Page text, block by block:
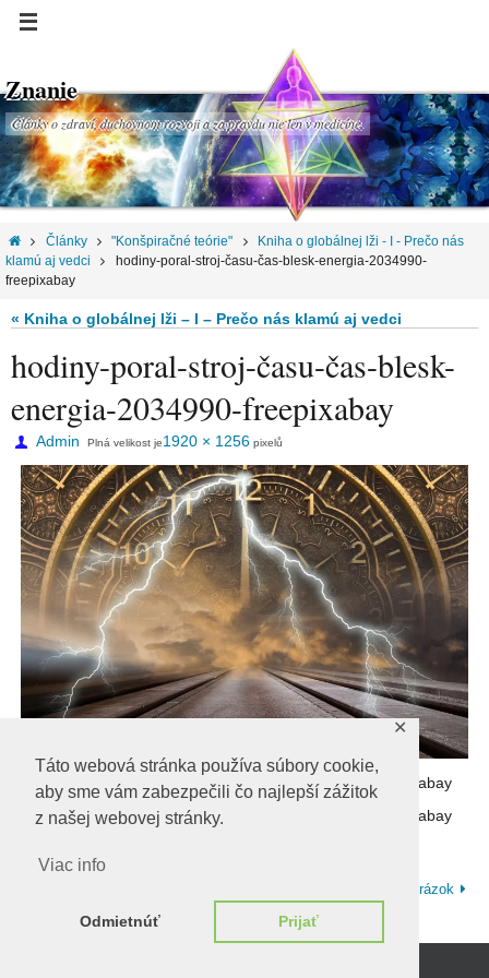
Táto webová stránka používa súbory cookie,
aby sme vám zabezpečili čo najlepší zážitok
z našej webovej stránky.
Viac info
Odmietnúť Prijať
✕
Znanie
Články o zdraví, duchovnom rozvoji a za pravdu nie len v medicíne.
Články "Konšpiračné teórie"
Kniha o globálnej lži - I - Prečo nás
klamú aj vedci
hodiny-poral-stroj-času-čas-blesk-energia-2034990-
freepixabay
« Kniha o globálnej lži – I – Prečo nás klamú aj vedci
hodiny-poral-stroj-času-čas-blesk-
energia-2034990-freepixabay
Admin Plná velikost je1920 × 1256 pixelů
hodiny-poral-stroj-času-čas-blesk-energia-2034990-freepixabay
hodiny-poral-stroj-času-čas-blesk-energia-2034990-freepixabay
Ďalší obrázok